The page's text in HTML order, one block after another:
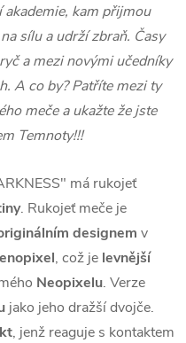
kam přijmou
sílu a udrží zbraň. Časy
a mezi novými učedníky
A co by? Patříte mezi ty
meče a ukažte že jste
Temnoty!!!
má rukojeť
. Rukojeť meče je
designem v
, což je levnější
Neopixelu. Verze
jako jeho dražší dvojče.
, jenž reaguje s kontaktem